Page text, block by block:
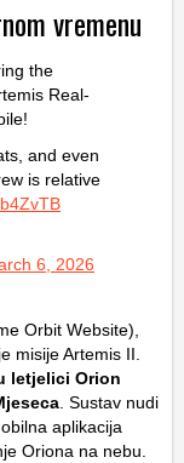
vremenu
the
Real-
and even
is relative
6, 2026
Orbit Website),
misije Artemis II.
letjelici Orion
. Sustav nudi
aplikacija
Oriona na nebu.